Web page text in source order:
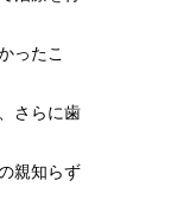
ったこ
さらに歯
親知らず